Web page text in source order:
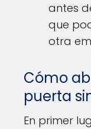
antes
que
otra
Cómo
puerta
En primer